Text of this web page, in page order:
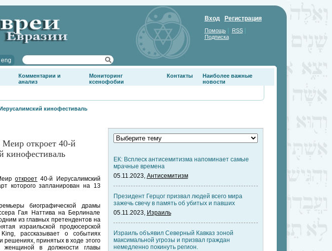
eng
Вход Регистрация
Помощь| RSS|
Подписка
Комментарии и
анализ
Мониторинг
ксенофобии
Контакты
Наиболее важные
новости
кинофестиваль
откроет 40-й
кинофестиваль
откроет 40-й Иерусалимский
которого запланирован на 13
биографической драмы
Гая Наттива на Берлинале
из главных претендентов на
израильской продюсерской
рассказывает о событиях
решениях, принятых в ходе этого
женщиной в должности главы
ЕК: Всплеск антисемитизма напоминает самые
мрачные времена
05.11.2023, Антисемитизм
Президент Герцог призвал людей всего мира
зажечь свечу в память об убитых и павших
05.11.2023, Израиль
Израиль объявил Северный Кавказ зоной
максимальной угрозы и призвал граждан
немедленно покинуть регион.